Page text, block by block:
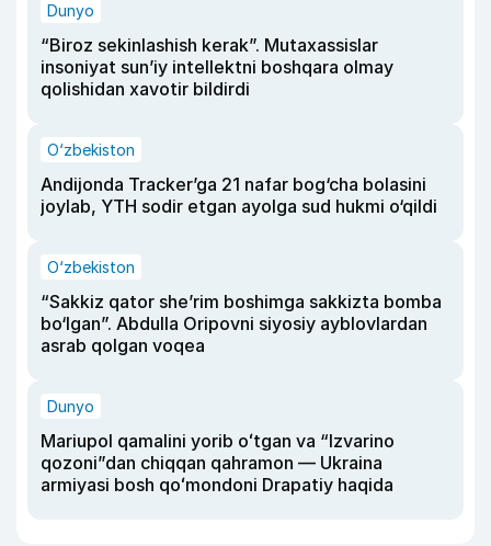
Dunyo
“Biroz sekinlashish kerak”. Mutaxassislar
insoniyat sun’iy intellektni boshqara olmay
qolishidan xavotir bildirdi
O‘zbekiston
Andijonda Tracker’ga 21 nafar bog‘cha bolasini
joylab, YTH sodir etgan ayolga sud hukmi o‘qildi
O‘zbekiston
“Sakkiz qator she’rim boshimga sakkizta bomba
bo‘lgan”. Abdulla Oripovni siyosiy ayblovlardan
asrab qolgan voqea
Dunyo
Mariupol qamalini yorib oʻtgan va “Izvarino
qozoni”dan chiqqan qahramon — Ukraina
armiyasi bosh qoʻmondoni Drapatiy haqida